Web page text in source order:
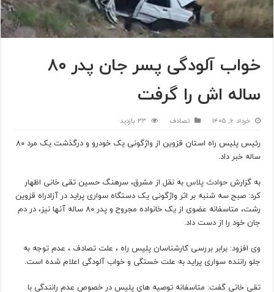
خواب آلودگی پسر جان پدر ۸۰
ساله اش را گرفت
خرداد ۶, ۱۴۰۵ تصادف 33 بازدید
رئیس پلیس راه استان قزوین از واژگونی یک خودرو و درگذشت یک مرد ۸۰
ساله خبر داد.
به گزارشحوادث پلاس به نقل از مشرق، سرهنگ حسین تقی خانی اظهار
کرد: صبح سه شنبه بر اثر واژگونی یک دستگاه سواری پراید در آزادراه قزوین
رشت، متاسفانه عضوی از یک خانواده مجروح و پدر ۸۰ ساله آنها نیز، در دم
جان خود را از دست داد.
وی افزود: برابر بررسی کارشناسان پلیس راه ، علت تصادف ، عدم توجه به
جلو راننده سواری پراید به علت خستگی و خواب آلودگی اعلام شده است.
تقی خانی گفت: متاسفانه توصیه های پلیس در خصوص عدم رانندگی با